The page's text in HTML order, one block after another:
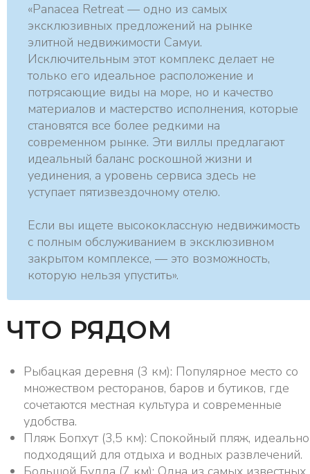
«Panacea Retreat — одно из самых
эксклюзивных предложений на рынке
элитной недвижимости Самуи.
Исключительным этот комплекс делает не
только его идеальное расположение и
потрясающие виды на море, но и качество
материалов и мастерство исполнения, которые
становятся все более редкими на
современном рынке. Эти виллы предлагают
идеальный баланс роскошной жизни и
уединения, а уровень сервиса здесь не
уступает пятизвездочному отелю.
Если вы ищете высококлассную недвижимость
с полным обслуживанием в эксклюзивном
закрытом комплексе, — это возможность,
которую нельзя упустить».
ЧТО РЯДОМ
Рыбацкая деревня (3 км): Популярное место со
множеством ресторанов, баров и бутиков, где
сочетаются местная культура и современные
удобства.
Пляж Бопхут (3,5 км): Спокойный пляж, идеально
подходящий для отдыха и водных развлечений.